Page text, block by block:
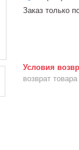
Заказ только
возврат